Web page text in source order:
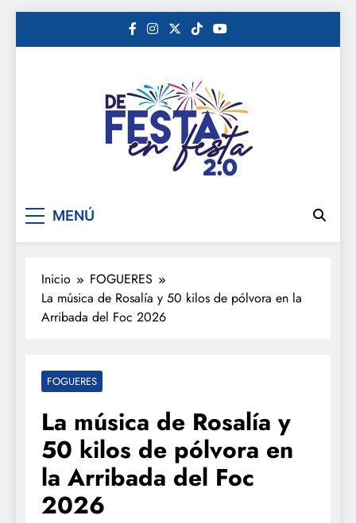
De festa en festa 2.0
MENÚ
Inicio
FOGUERES
La música de Rosalía y 50 kilos de pólvora en la
Arribada del Foc 2026
FOGUERES
La música de Rosalía y
50 kilos de pólvora en
la Arribada del Foc
2026